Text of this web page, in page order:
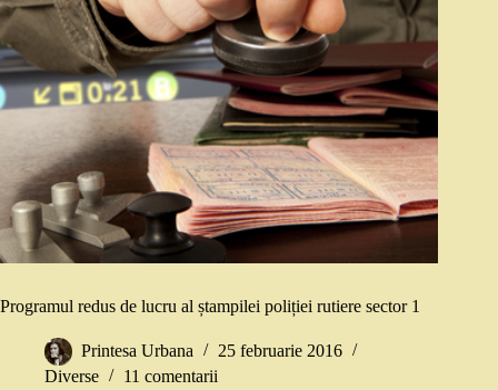
Programul redus de lucru al ștampilei poliției rutiere sector 1
Printesa Urbana
25 februarie 2016
Diverse
11 comentarii